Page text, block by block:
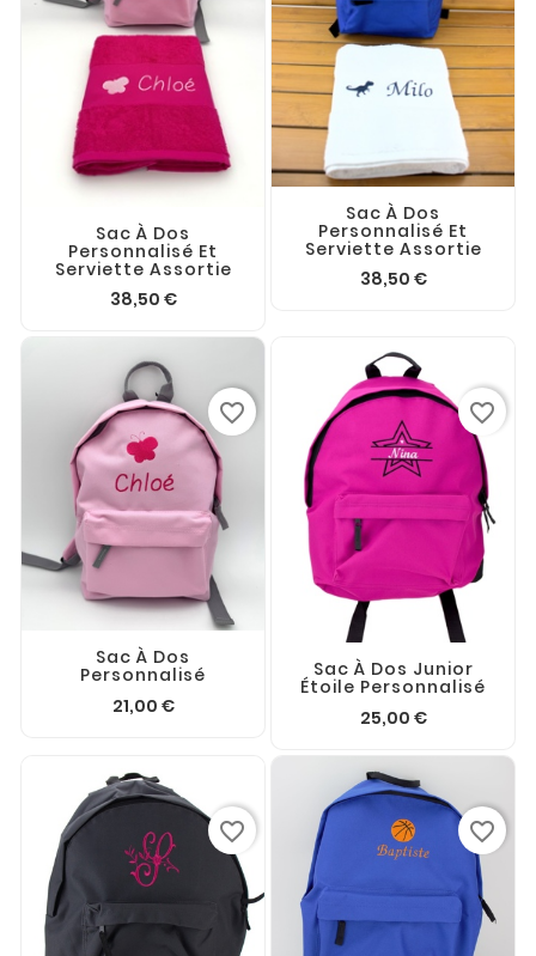
Sac À Dos
Personnalisé Et
Serviette Assortie
38,50 €
Sac À Dos
Personnalisé Et
Serviette Assortie
38,50 €
Sac À Dos
Personnalisé
21,00 €
favorite_border
Sac À Dos Junior
Étoile Personnalisé
25,00 €
favorite_border
favorite_border favorite_border